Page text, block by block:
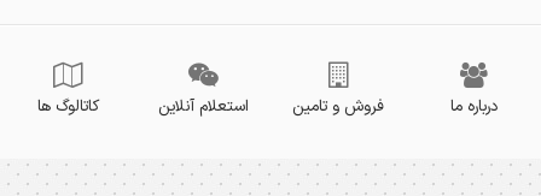
درباره ما فروش و تامین استعلام آنلاین کاتالوگ ها